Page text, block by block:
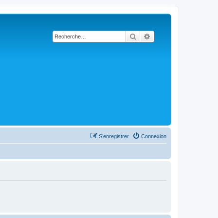
Rechercher
Connexion
S’enregistrer